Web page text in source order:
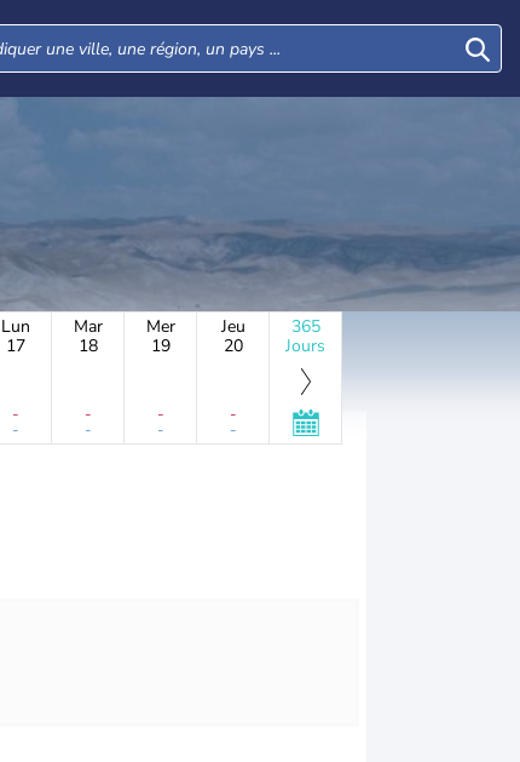
Lun
17
-
-
Mar
18
-
-
Mer
19
-
-
Jeu
20
-
-
365
Jours